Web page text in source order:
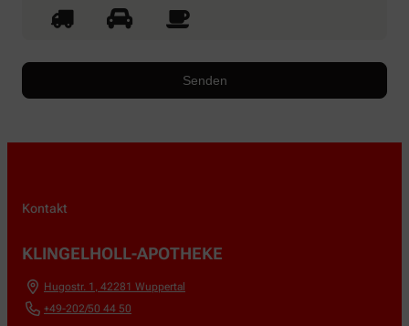
Kontakt
KLINGELHOLL-APOTHEKE
Hugostr. 1 , 42281 Wuppertal
+49-202/50 44 50